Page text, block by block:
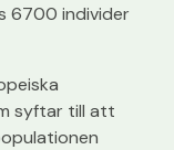
6700 individer
syftar till att